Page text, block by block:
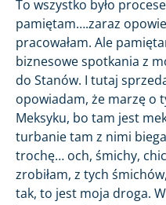
To wszystko było
pamiętam….zaraz
pracowałam. Ale
biznesowe spotkania z
do Stanów. I tutaj
opowiadam, że marzę o
Meksyku, bo tam jest
turbanie tam z nimi
trochę… och, śmichy,
zrobiłam, z tych
tak, to jest moja droga.